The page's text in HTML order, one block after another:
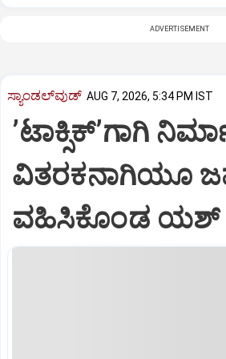
ADVERTISEMENT
ಸ್ಯಾಂಡಲ್‌ವುಡ್‌ AUG 7, 2026, 5:34 PM IST
ʼಟಾಕ್ಸಿಕ್‌ʼಗಾಗಿ
ವಿತರಕನಾಗಿಯೂ
ವಹಿಸಿಕೊಂಡ ಯಶ್